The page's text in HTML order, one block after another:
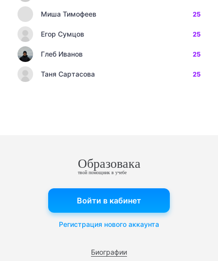
Миша Тимофеев 25
Егор Сумцов 25
Глеб Иванов 25
Таня Сартасова 25
Образовака
твой помощник в учебе
Биографии
Войти в кабинет
Регистрация нового аккаунта